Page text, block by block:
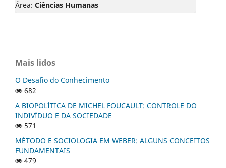
Área: Ciências Humanas
Mais lidos
O Desafio do Conhecimento
682
A BIOPOLÍTICA DE MICHEL FOUCAULT: CONTROLE DO
INDIVÍDUO E DA SOCIEDADE
571
MÉTODO E SOCIOLOGIA EM WEBER: ALGUNS CONCEITOS
FUNDAMENTAIS
479